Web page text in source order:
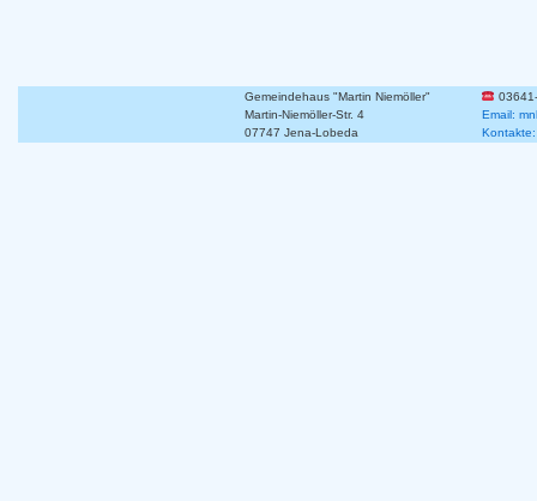
Gemeindehaus "Martin Niemöller"
Martin-Niemöller-Str. 4
Email:
07747 Jena-Lobeda